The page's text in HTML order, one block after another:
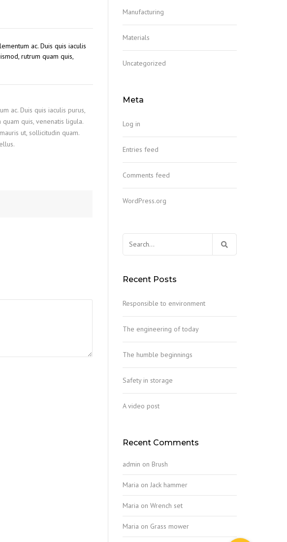
ac. Duis quis iaculis
rutrum quam quis,
ac. Duis quis iaculis purus,
quis, venenatis ligula.
ut, sollicitudin quam.
Manufacturing
Materials
Uncategorized
Meta
Log in
Entries feed
Comments feed
WordPress.org
for:
Recent Posts
Responsible to environment
The engineering of today
The humble beginnings
Safety in storage
A video post
Recent Comments
admin on Brush
Maria on Jack hammer
Maria on Wrench set
Maria on Grass mower